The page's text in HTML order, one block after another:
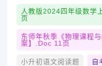
人教版2024四年级数学
页
东师年秋季《物理课程
案】.doc 11页
小升初语文阅读题 自